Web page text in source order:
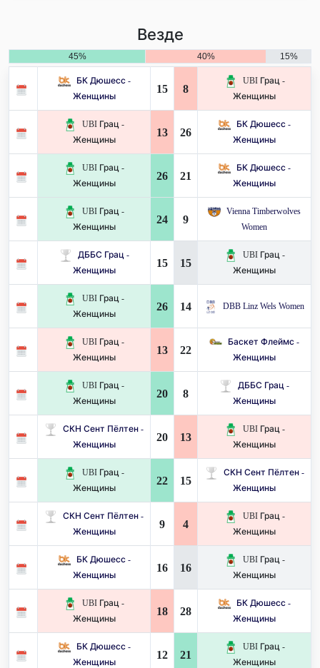
Везде
45% 40% 15%
БК Дюшесс -
Женщины
15 8
UBI Грац -
Женщины
UBI Грац -
Женщины
13 26
БК Дюшесс -
Женщины
UBI Грац -
Женщины
26 21
БК Дюшесс -
Женщины
UBI Грац -
Женщины
24 9
Vienna Timberwolves
Women
ДББС Грац -
Женщины
15 15
UBI Грац -
Женщины
UBI Грац -
Женщины
26 14 DBB Linz Wels Women
UBI Грац -
Женщины
13 22
Баскет Флеймс -
Женщины
UBI Грац -
Женщины
20 8
ДББС Грац -
Женщины
СКН Сент Пёлтен -
Женщины
20 13
UBI Грац -
Женщины
UBI Грац -
Женщины
22 15
СКН Сент Пёлтен -
Женщины
СКН Сент Пёлтен -
Женщины
9 4
UBI Грац -
Женщины
БК Дюшесс -
Женщины
16 16
UBI Грац -
Женщины
UBI Грац -
Женщины
18 28
БК Дюшесс -
Женщины
БК Дюшесс -
Женщины
12 21
UBI Грац -
Женщины